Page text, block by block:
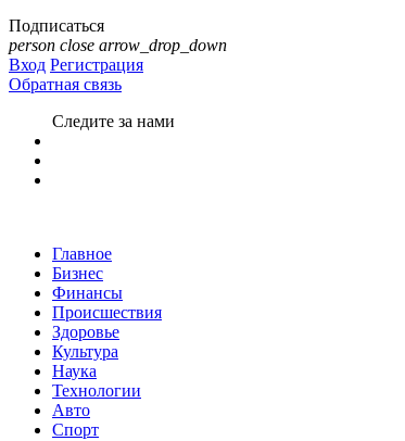
Подписаться
person close arrow_drop_down
Вход Регистрация
Обратная связь
Следите за нами
Главное
Бизнес
Финансы
Происшествия
Здоровье
Культура
Наука
Технологии
Авто
Спорт